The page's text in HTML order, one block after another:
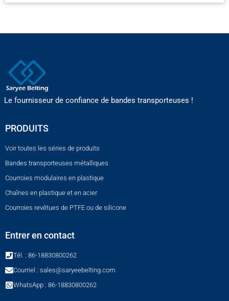
Le fournisseur de confiance de bandes transporteuses !
PRODUITS
Voir toutes les séries de produits
Bandes transporteuses métalliques
Courroies modulaires en plastique
Chaînes en plastique et en acier
Courroies revêtues de PTFE ou de silicone
Entrer en contact
Tél. : 86-18830800262
Courriel : sales@saryeebelting.com
WhatsApp : 86-18830800262